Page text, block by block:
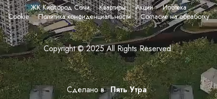
ЖК Кислород Сочи Квартиры Акции
Ипотека
Сookie
Политика конфиденциальности Согласие на обработку
Copyright © 2025 All Rights Reserved.
Сделано в Пять Утра